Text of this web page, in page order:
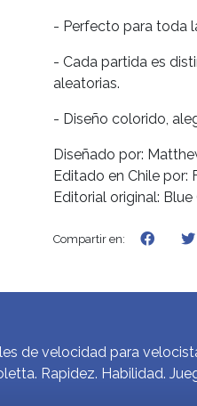
- Perfecto para toda
- Cada partida es
aleatorias.
- Diseño colorido,
Diseñado por:
Editado en Chile por:
Editorial original:
Compartir en:
de velocidad para
Rapidez. Habilidad.